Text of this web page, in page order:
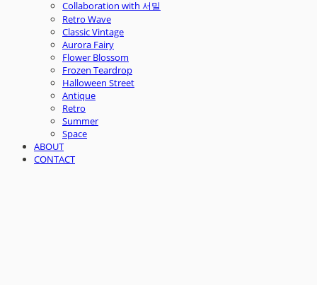
Collaboration with 서밀
Retro Wave
Classic Vintage
Aurora Fairy
Flower Blossom
Frozen Teardrop
Halloween Street
Antique
Retro
Summer
Space
ABOUT
CONTACT